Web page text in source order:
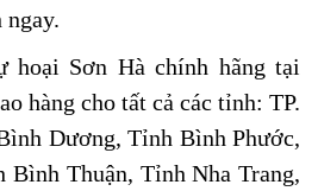
ngay.
Sơn Hà chính hãng tại
hàng cho tất cả các tỉnh: TP.
Dương, Tỉnh Bình Phước,
Thuận, Tỉnh Nha Trang,